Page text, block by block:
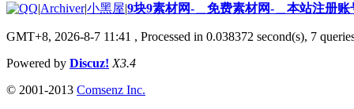
|Archiver|小黑屋|9块9素材网-＿免费素材网-＿本站注册账
GMT+8, 2026-8-7 11:41 , Processed in 0.038372 second(s), 7
Powered by Discuz! X3.4
© 2001-2013 Comsenz Inc.